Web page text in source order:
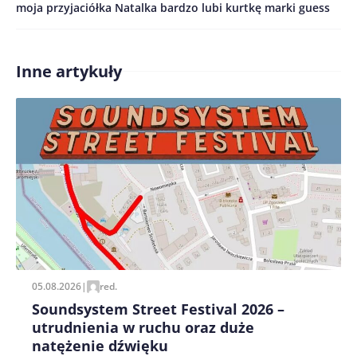
Treść komentarza*
Zapamiętaj moje dane w tej przeglądarce podczas
pisania kolejnych komentarzy.
moja przyjaciółka Natalka bardzo lubi kurtkę marki guess
Inne artykuły
05.08.2026| red.
Soundsystem Street Festival 2026 –
utrudnienia w ruchu oraz duże
natężenie dźwięku